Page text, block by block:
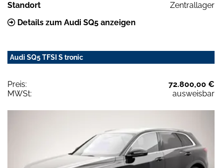
Standort
Zentrallager
Details zum Audi SQ5 anzeigen
Audi SQ5 TFSI S tronic
Preis:
72.800,00 €
MWSt:
ausweisbar